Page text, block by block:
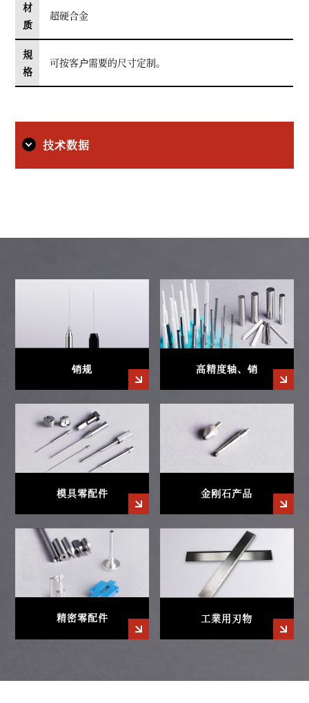
材
质
超硬合金
規
格
可按客户需要的尺寸定制。
技术数据
销规 高精度轴、销
模具零配件 金刚石产品
精密零配件 工業用刃物